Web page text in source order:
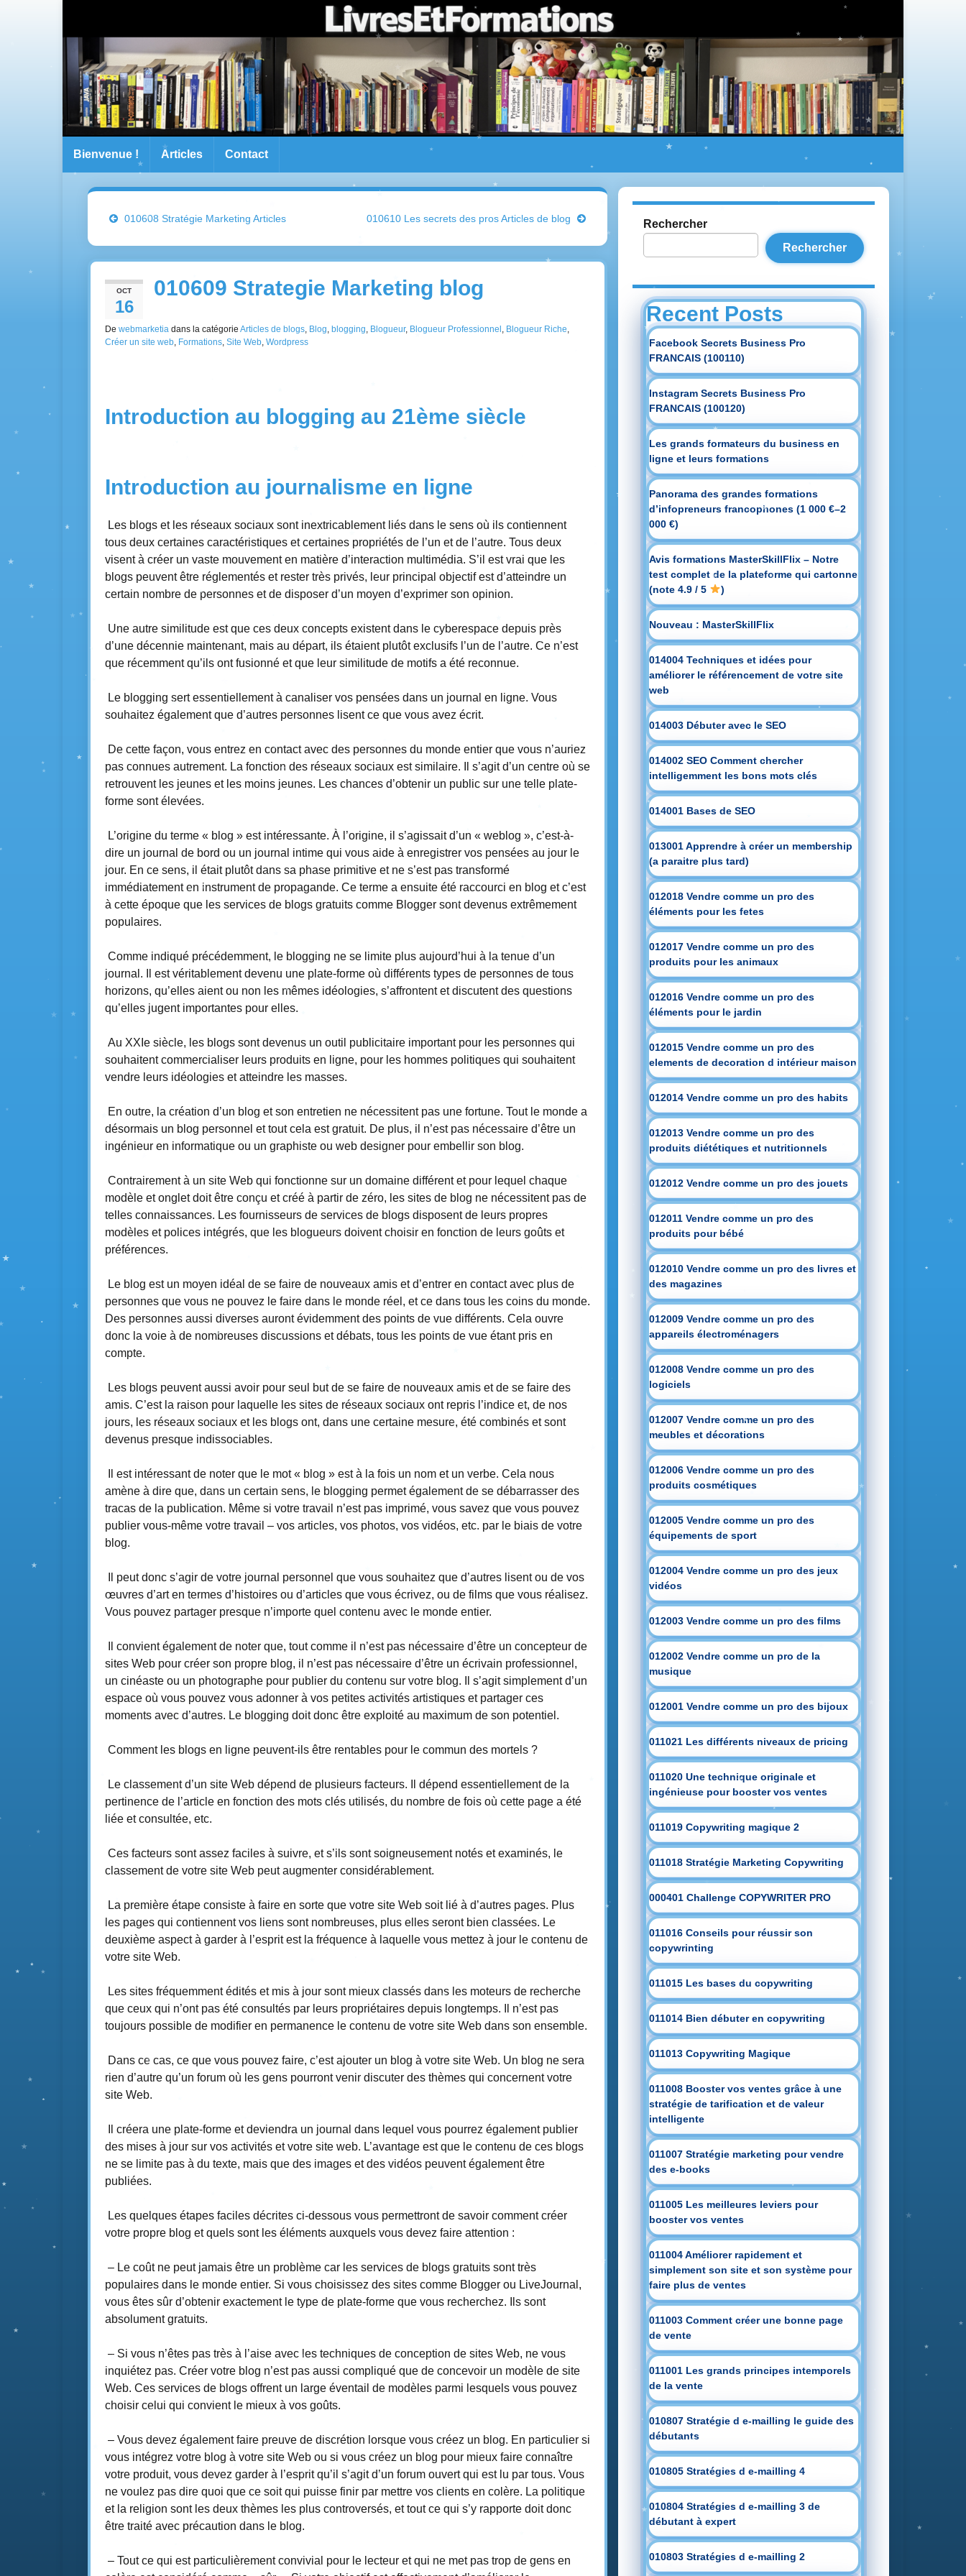
Bienvenue ! Articles Contact
010608 Stratégie Marketing Articles 010610 Les secrets des pros Articles de blog
OCT
16
010609 Strategie Marketing blog
De webmarketia dans la catégorie Articles de blogs, Blog, blogging, Blogueur, Blogueur Professionnel , Blogueur Riche,
Créer un site web, Formations, Site Web, Wordpress
Introduction au blogging au 21ème siècle
Introduction au journalisme en ligne
Les blogs et les réseaux sociaux sont inextricablement liés dans le sens où ils contiennent
tous deux certaines caractéristiques et certaines propriétés de l’un et de l’autre. Tous deux
visent à créer un vaste mouvement en matière d’interaction multimédia. S’il est vrai que les
blogs peuvent être réglementés et rester très privés, leur principal objectif est d’atteindre un
certain nombre de personnes et de disposer d’un moyen d’exprimer son opinion.
Une autre similitude est que ces deux concepts existent dans le cyberespace depuis près
d’une décennie maintenant, mais au départ, ils étaient plutôt exclusifs l’un de l’autre. Ce n’est
que récemment qu’ils ont fusionné et que leur similitude de motifs a été reconnue.
Le blogging sert essentiellement à canaliser vos pensées dans un journal en ligne. Vous
souhaitez également que d’autres personnes lisent ce que vous avez écrit.
De cette façon, vous entrez en contact avec des personnes du monde entier que vous n’auriez
pas connues autrement. La fonction des réseaux sociaux est similaire. Il s’agit d’un centre où se
retrouvent les jeunes et les moins jeunes. Les chances d’obtenir un public sur une telle plate-
forme sont élevées.
L’origine du terme « blog » est intéressante. À l’origine, il s’agissait d’un « weblog », c’est-à-
dire un journal de bord ou un journal intime qui vous aide à enregistrer vos pensées au jour le
jour. En ce sens, il était plutôt dans sa phase primitive et ne s’est pas transformé
immédiatement en instrument de propagande. Ce terme a ensuite été raccourci en blog et c’est
à cette époque que les services de blogs gratuits comme Blogger sont devenus extrêmement
populaires.
Comme indiqué précédemment, le blogging ne se limite plus aujourd’hui à la tenue d’un
journal. Il est véritablement devenu une plate-forme où différents types de personnes de tous
horizons, qu’elles aient ou non les mêmes idéologies, s’affrontent et discutent des questions
qu’elles jugent importantes pour elles.
Au XXIe siècle, les blogs sont devenus un outil publicitaire important pour les personnes qui
souhaitent commercialiser leurs produits en ligne, pour les hommes politiques qui souhaitent
vendre leurs idéologies et atteindre les masses.
En outre, la création d’un blog et son entretien ne nécessitent pas une fortune. Tout le monde a
désormais un blog personnel et tout cela est gratuit. De plus, il n’est pas nécessaire d’être un
ingénieur en informatique ou un graphiste ou web designer pour embellir son blog.
Contrairement à un site Web qui fonctionne sur un domaine différent et pour lequel chaque
modèle et onglet doit être conçu et créé à partir de zéro, les sites de blog ne nécessitent pas de
telles connaissances. Les fournisseurs de services de blogs disposent de leurs propres
modèles et polices intégrés, que les blogueurs doivent choisir en fonction de leurs goûts et
préférences.
Le blog est un moyen idéal de se faire de nouveaux amis et d’entrer en contact avec plus de
personnes que vous ne pouvez le faire dans le monde réel, et ce dans tous les coins du monde.
Des personnes aussi diverses auront évidemment des points de vue différents. Cela ouvre
donc la voie à de nombreuses discussions et débats, tous les points de vue étant pris en
compte.
Les blogs peuvent aussi avoir pour seul but de se faire de nouveaux amis et de se faire des
amis. C’est la raison pour laquelle les sites de réseaux sociaux ont repris l’indice et, de nos
jours, les réseaux sociaux et les blogs ont, dans une certaine mesure, été combinés et sont
devenus presque indissociables.
Il est intéressant de noter que le mot « blog » est à la fois un nom et un verbe. Cela nous
amène à dire que, dans un certain sens, le blogging permet également de se débarrasser des
tracas de la publication. Même si votre travail n’est pas imprimé, vous savez que vous pouvez
publier vous-même votre travail – vos articles, vos photos, vos vidéos, etc. par le biais de votre
blog.
Il peut donc s’agir de votre journal personnel que vous souhaitez que d’autres lisent ou de vos
œuvres d’art en termes d’histoires ou d’articles que vous écrivez, ou de films que vous réalisez.
Vous pouvez partager presque n’importe quel contenu avec le monde entier.
Il convient également de noter que, tout comme il n’est pas nécessaire d’être un concepteur de
sites Web pour créer son propre blog, il n’est pas nécessaire d’être un écrivain professionnel,
un cinéaste ou un photographe pour publier du contenu sur votre blog. Il s’agit simplement d’un
espace où vous pouvez vous adonner à vos petites activités artistiques et partager ces
moments avec d’autres. Le blogging doit donc être exploité au maximum de son potentiel.
Comment les blogs en ligne peuvent-ils être rentables pour le commun des mortels ?
Le classement d’un site Web dépend de plusieurs facteurs. Il dépend essentiellement de la
pertinence de l’article en fonction des mots clés utilisés, du nombre de fois où cette page a été
liée et consultée, etc.
Ces facteurs sont assez faciles à suivre, et s’ils sont soigneusement notés et examinés, le
classement de votre site Web peut augmenter considérablement.
La première étape consiste à faire en sorte que votre site Web soit lié à d’autres pages. Plus
les pages qui contiennent vos liens sont nombreuses, plus elles seront bien classées. Le
deuxième aspect à garder à l’esprit est la fréquence à laquelle vous mettez à jour le contenu de
votre site Web.
Les sites fréquemment édités et mis à jour sont mieux classés dans les moteurs de recherche
que ceux qui n’ont pas été consultés par leurs propriétaires depuis longtemps. Il n’est pas
toujours possible de modifier en permanence le contenu de votre site Web dans son ensemble.
Dans ce cas, ce que vous pouvez faire, c’est ajouter un blog à votre site Web. Un blog ne sera
rien d’autre qu’un forum où les gens pourront venir discuter des thèmes qui concernent votre
site Web.
Il créera une plate-forme et deviendra un journal dans lequel vous pourrez également publier
des mises à jour sur vos activités et votre site web. L’avantage est que le contenu de ces blogs
ne se limite pas à du texte, mais que des images et des vidéos peuvent également être
publiées.
Les quelques étapes faciles décrites ci-dessous vous permettront de savoir comment créer
votre propre blog et quels sont les éléments auxquels vous devez faire attention :
– Le coût ne peut jamais être un problème car les services de blogs gratuits sont très
populaires dans le monde entier. Si vous choisissez des sites comme Blogger ou LiveJournal,
vous êtes sûr d’obtenir exactement le type de plate-forme que vous recherchez. Ils sont
absolument gratuits.
– Si vous n’êtes pas très à l’aise avec les techniques de conception de sites Web, ne vous
inquiétez pas. Créer votre blog n’est pas aussi compliqué que de concevoir un modèle de site
Web. Ces services de blogs offrent un large éventail de modèles parmi lesquels vous pouvez
choisir celui qui convient le mieux à vos goûts.
– Vous devez également faire preuve de discrétion lorsque vous créez un blog. En particulier si
vous intégrez votre blog à votre site Web ou si vous créez un blog pour mieux faire connaître
votre produit, vous devez garder à l’esprit qu’il s’agit d’un forum ouvert qui est lu par tous. Vous
ne voulez pas dire quoi que ce soit qui puisse finir par mettre vos clients en colère. La politique
et la religion sont les deux thèmes les plus controversés, et tout ce qui s’y rapporte doit donc
être traité avec précaution dans le blog.
– Tout ce qui est particulièrement convivial pour le lecteur et qui ne met pas trop de gens en
Rechercher
Rechercher
Recent Posts
Facebook Secrets Business Pro
FRANCAIS (100110)
Instagram Secrets Business Pro
FRANCAIS (100120)
Les grands formateurs du business en
ligne et leurs formations
Panorama des grandes formations
d’infopreneurs francophones (1 000 €–2
000 €)
Avis formations MasterSkillFlix – Notre
test complet de la plateforme qui cartonne
(note 4.9 / 5
)
Nouveau : MasterSkillFlix
014004 Techniques et idées pour
améliorer le référencement de votre site
web
014003 Débuter avec le SEO
014002 SEO Comment chercher
intelligemment les bons mots clés
014001 Bases de SEO
013001 Apprendre à créer un membership
(a paraitre plus tard)
012018 Vendre comme un pro des
éléments pour les fetes
012017 Vendre comme un pro des
produits pour les animaux
012016 Vendre comme un pro des
éléments pour le jardin
012015 Vendre comme un pro des
elements de decoration d intérieur maison
012014 Vendre comme un pro des habits
012013 Vendre comme un pro des
produits diététiques et nutritionnels
012012 Vendre comme un pro des jouets
012011 Vendre comme un pro des
produits pour bébé
012010 Vendre comme un pro des livres et
des magazines
012009 Vendre comme un pro des
appareils électroménagers
012008 Vendre comme un pro des
logiciels
012007 Vendre comme un pro des
meubles et décorations
012006 Vendre comme un pro des
produits cosmétiques
012005 Vendre comme un pro des
équipements de sport
012004 Vendre comme un pro des jeux
vidéos
012003 Vendre comme un pro des films
012002 Vendre comme un pro de la
musique
012001 Vendre comme un pro des bijoux
011021 Les différents niveaux de pricing
011020 Une technique originale et
ingénieuse pour booster vos ventes
011019 Copywriting magique 2
011018 Stratégie Marketing Copywriting
000401 Challenge COPYWRITER PRO
011016 Conseils pour réussir son
copywrinting
011015 Les bases du copywriting
011014 Bien débuter en copywriting
011013 Copywriting Magique
011008 Booster vos ventes grâce à une
stratégie de tarification et de valeur
intelligente
011007 Stratégie marketing pour vendre
des e-books
011005 Les meilleures leviers pour
booster vos ventes
011004 Améliorer rapidement et
simplement son site et son système pour
faire plus de ventes
011003 Comment créer une bonne page
de vente
011001 Les grands principes intemporels
de la vente
010807 Stratégie d e-mailling le guide des
débutants
010805 Stratégies d e-mailling 4
010804 Stratégies d e-mailling 3 de
débutant à expert
010803 Stratégies d e-mailling 2